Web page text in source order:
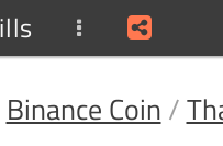
Binance Coin /